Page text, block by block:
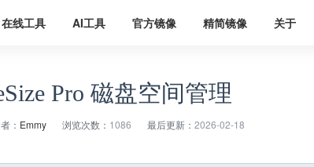
在线工具 AI工具 官方镜像 精简镜像 关于
Pro 磁盘空间管理
： Emmy 浏览次数： 1086 最后更新： 2026-02-18